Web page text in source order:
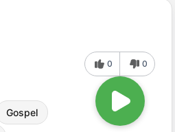
Gospel
0 0